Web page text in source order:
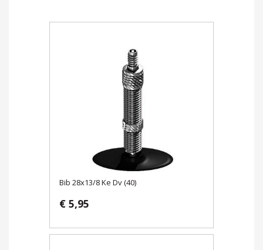
Bib 28x13/8 Ke Dv (40)
€ 5,95